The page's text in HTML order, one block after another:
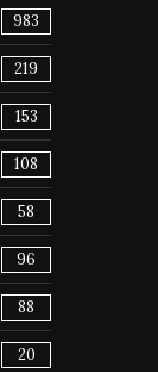
983
219
153
108
58
96
88
20